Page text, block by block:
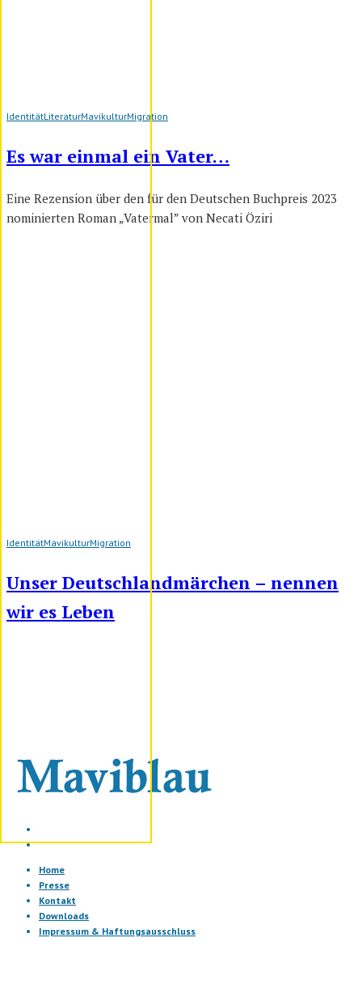
IdentitätLiteraturMavikulturMigration
Es war einmal ein Vater…
Eine Rezension über den für den Deutschen Buchpreis 2023
nominierten Roman „Vatermal” von Necati Öziri
IdentitätMavikulturMigration
Unser Deutschlandmärchen – nennen
wir es Leben
Home
Presse
Kontakt
Downloads
Impressum & Haftungsausschluss